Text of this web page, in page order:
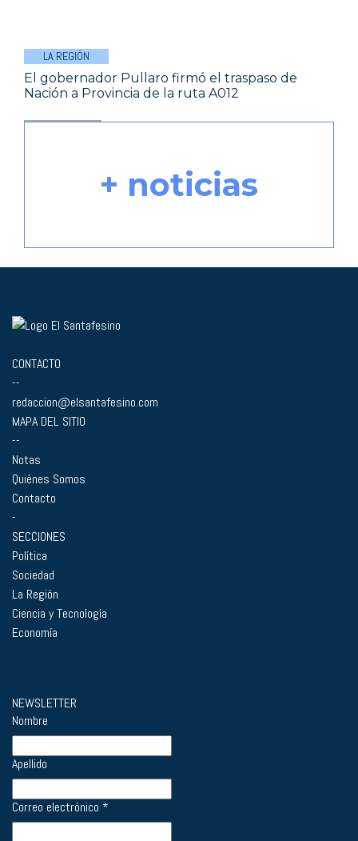
LA REGIÓN
El gobernador Pullaro firmó el traspaso de
Nación a Provincia de la ruta A012
+ noticias
CONTACTO
--
redaccion@elsantafesino.com
MAPA DEL SITIO
--
Notas
Quiénes Somos
Contacto
-
SECCIONES
Política
Sociedad
La Región
Ciencia y Tecnología
Economía
NEWSLETTER
Nombre
Apellido
Correo electrónico *